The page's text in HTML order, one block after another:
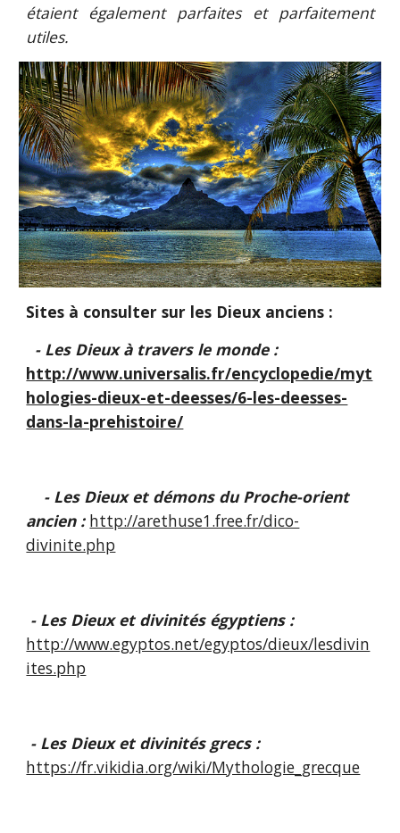
étaient également parfaites et parfaitement
utiles.
Sites à consulter sur les Dieux anciens :
- Les Dieux à travers le monde :
http://www.universalis.fr/encyclopedie/myt
hologies-dieux-et-deesses/6-les-deesses-
dans-la-prehistoire/
ancien : http://arethuse1.free.fr/dico-
divinite.php
- Les Dieux et divinités égyptiens :
http://www.egyptos.net/egyptos/dieux/lesdivin
ites.php
- Les Dieux et divinités grecs :
https://fr.vikidia.org/wiki/Mythologie_grecque